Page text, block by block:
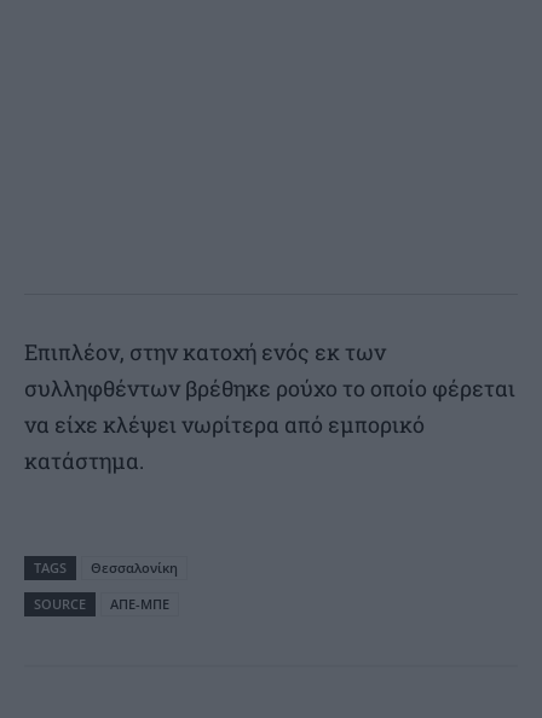
Επιπλέον, στην κατοχή ενός εκ των
συλληφθέντων βρέθηκε ρούχο το οποίο φέρεται
να είχε κλέψει νωρίτερα από εμπορικό
κατάστημα.
TAGS
Θεσσαλονίκη
SOURCE
ΑΠΕ-ΜΠΕ